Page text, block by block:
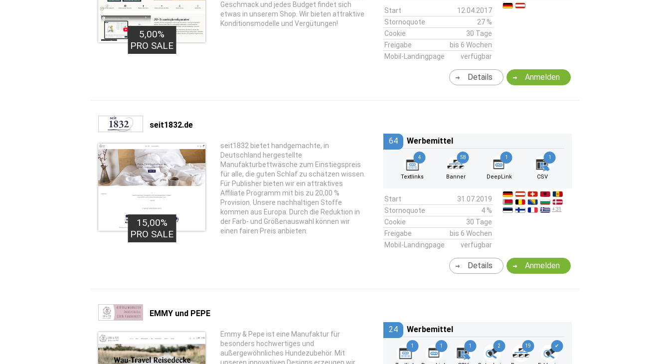
5,00%
PRO SALE
Geschmack und jedes Budget findet sich
etwas in unserem Shop. Wir bieten attraktive
Konditionsmodelle und Vergütungen!
Start
12.04.2017
Stornoquote
27 %
Cookie
30 Tage
Freigabe
bis 6 Wochen
Mobil-Landingpage
verfügbar
Anmelden
Details
seit1832.de
15,00%
PRO SALE
seit1832 bietet handgemachte, in
Deutschland hergestellte
Manufakturbettwäsche zum Einstiegspreis
für alle, die guten Schlaf zu schätzen wissen.
Für Publisher bieten wir ein attraktives
Affiliate Programm mit bis zu 20,00 %
Provision. Unsere nachhaltigen Stoffe
kommen aus Europa. Durch die Reduktion in
der Farb- und Größenauswahl können wir
einen fairen Preis anbieten.
64 Werbemittel
4
Textlinks
58
Banner
1
DeepLink
1
CSV
Start
31.07.2019
Stornoquote
4 %
Cookie
30 Tage
Freigabe
bis 6 Wochen
Mobil-Landingpage
verfügbar
+31
Anmelden
Details
EMMY und PEPE
Emmy & Pepe ist eine Manufaktur für
besonders hochwertiges und
außergewöhnliches Hundezubehör. Mit
24 Werbemittel
1 1 1 2 19 ✔